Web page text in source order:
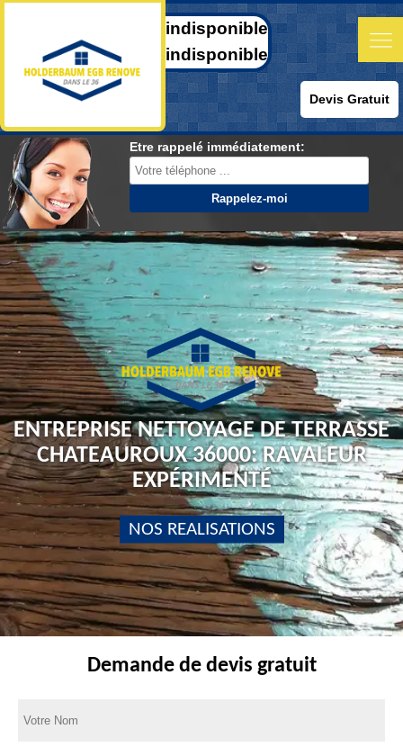
indisponible
indisponible
Devis Gratuit
Etre rappelé immédiatement:
ENTREPRISE NETTOYAGE DE TERRASSE
CHATEAUROUX 36000: RAVALEUR
EXPÉRIMENTÉ
NOS REALISATIONS
Demande de devis gratuit